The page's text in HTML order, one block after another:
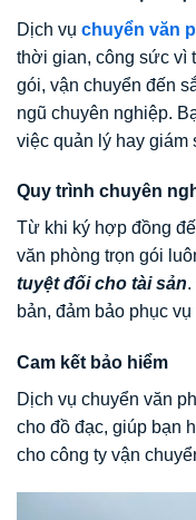
Dịch vụ chuyển văn
thời gian, công sức vì
gói, vận chuyển đến
ngũ chuyên nghiệp.
việc quản lý hay giám
Quy trình chuyên
Từ khi ký hợp đồng
văn phòng trọn gói
tuyệt đối cho tài sản
bản, đảm bảo phục
Cam kết bảo hiểm
Dịch vụ chuyển văn
cho đồ đạc, giúp bạn
cho công ty vận